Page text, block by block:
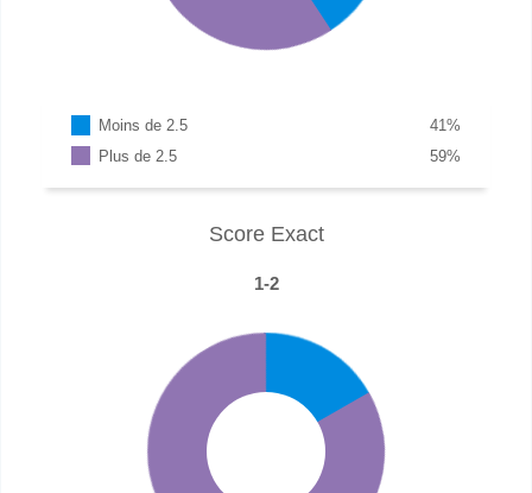
Moins de 2.5 %
41
Plus de 2.5
%
59
Score Exact
1-2